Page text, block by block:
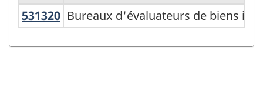
Variante
531320 Bureaux d'évaluateurs de biens
Bureaux d'évaluateurs de biens